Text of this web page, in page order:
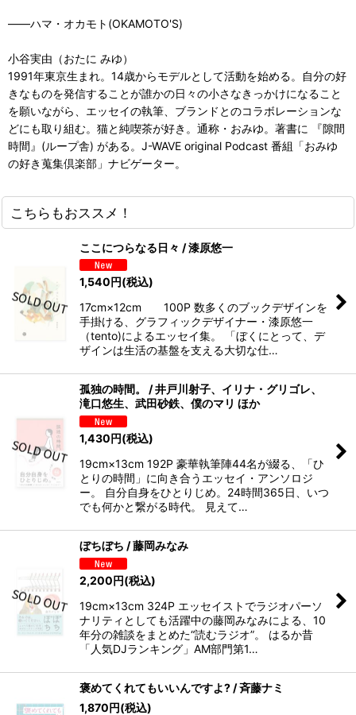
――ハマ・オカモト(OKAMOTO'S)
小谷実由（おたに みゆ）
1991年東京生まれ。14歳からモデルとして活動を始める。自分の好
きなものを発信することが誰かの日々の小さなきっかけになること
を願いながら、エッセイの執筆、ブランドとのコラボレーションな
どにも取り組む。猫と純喫茶が好き。通称・おみゆ。著書に 『隙間
時間』(ループ舎) がある。J-WAVE original Podcast 番組「おみゆ
の好き蒐集倶楽部」ナビゲーター。
こちらもおススメ！
ここにつらなる日々 / 漆原悠一
1,540円(税込)
17cm×12cm 100P 数多くのブックデザインを
手掛ける、グラフィックデザイナー・漆原悠一
（tento)によるエッセイ集。 「ぼくにとって、デ
ザインは生活の基盤を支える大切な仕…
孤独の時間。 / 井戸川射子、イリナ・グリゴレ、
滝口悠生、武田砂鉄、僕のマリ ほか
1,430円(税込)
19cm×13cm 192P 豪華執筆陣44名が綴る、「ひ
とりの時間」に向き合うエッセイ・アンソロジ
ー。 自分自身をひとりじめ。24時間365日、いつ
でも何かと繋がる時代。 見えて…
ぼちぼち / 藤岡みなみ
2,200円(税込)
19cm×13cm 324P エッセイストでラジオパーソ
ナリティとしても活躍中の藤岡みなみによる、10
年分の雑談をまとめた“読むラジオ”。 はるか昔
「人気DJランキング」AM部門第1…
褒めてくれてもいいんですよ? / 斉藤ナミ
1,870円(税込)